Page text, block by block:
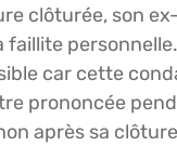
clôturée, son
faillite
car cette
prononcée
après sa